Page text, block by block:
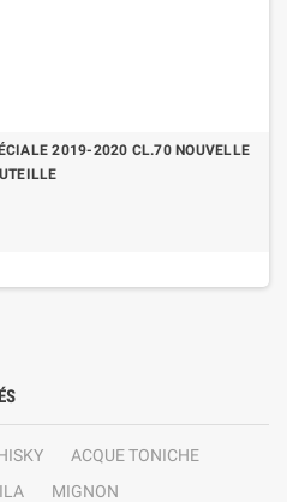
2019-2020 CL.70 NOUVELLE
ACQUE TONICHE
MIGNON